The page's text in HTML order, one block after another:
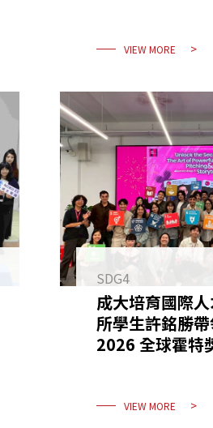
VIEW MORE
SDG4
成大培育國際
所學生許銘勝
2026 全球霍特
VIEW MORE